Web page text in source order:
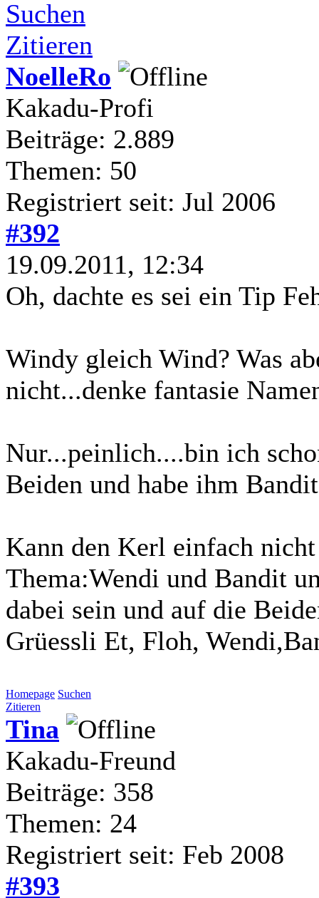
Suchen
Zitieren
NoelleRo
Kakadu-Profi
Beiträge: 2.889
Themen: 50
Registriert seit: Jul 2006
#392
19.09.2011, 12:34
Oh, dachte es sei ein Tip
Windy gleich Wind? Was
nicht...denke fantasie
Nur...peinlich....bin ich
Beiden und habe ihm
Kann den Kerl einfach
Thema:Wendi und Bandit
dabei sein und auf die
Grüessli Et, Floh,
Homepage Suchen
Zitieren
Tina
Kakadu-Freund
Beiträge: 358
Themen: 24
Registriert seit: Feb 2008
#393